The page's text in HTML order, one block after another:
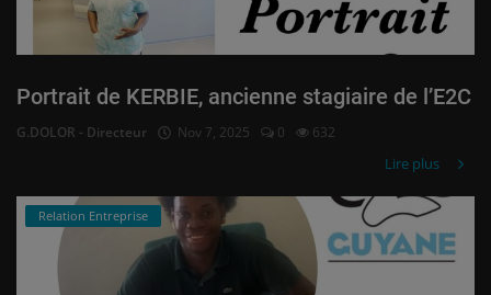
Portrait de KERBIE, ancienne stagiaire de l’E2C
G.DOLOR - Directeur Nov 7, 2025 0 632
Lire plus
Relation Entreprise